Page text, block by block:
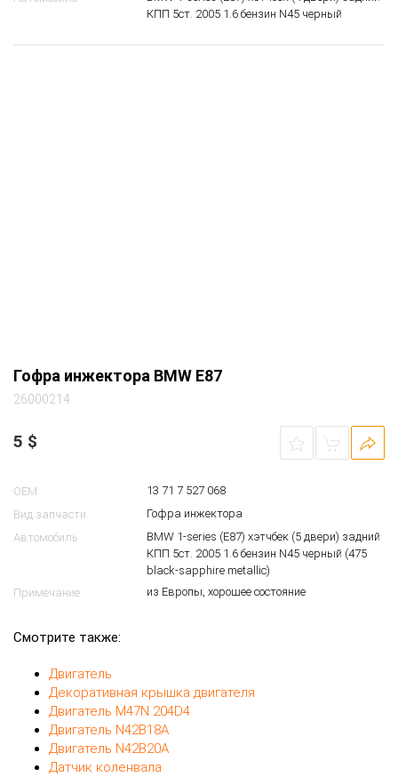
КПП 5ст. 2005 1.6 бензин N45 черный
Гофра инжектора BMW E87
26000214
5 $
OEM
13 71 7 527 068
Вид запчасти
Гофра инжектора
Автомобиль
BMW 1-series (E87) хэтчбек (5 двери) задний
КПП 5ст. 2005 1.6 бензин N45 черный (475
black-sapphire metallic)
Примечание
из Европы, хорошее состояние
Смотрите также:
Двигатель
Декоративная крышка двигателя
Двигатель M47N 204D4
Двигатель N42B18A
Двигатель N42B20A
Датчик коленвала